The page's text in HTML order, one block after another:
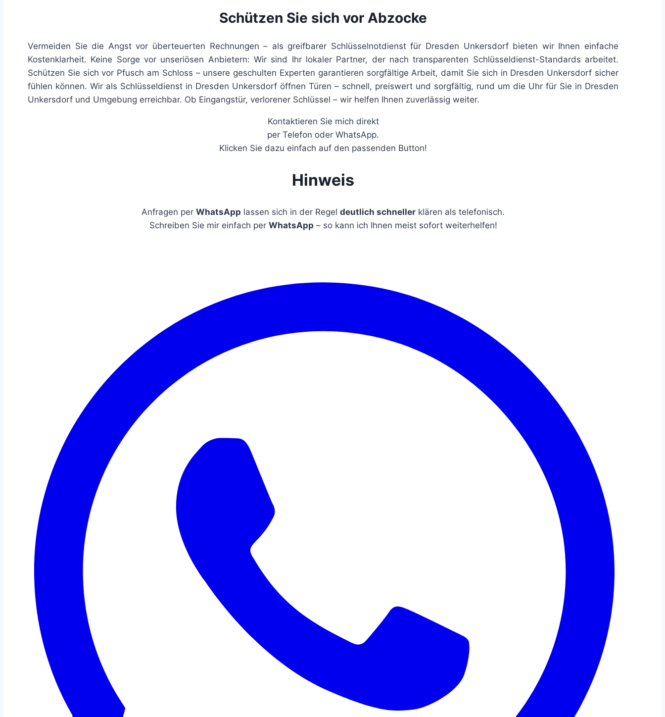
Schützen Sie sich vor Abzocke
Vermeiden Sie die Angst vor überteuerten Rechnungen – als greifbarer Schlüsselnotdienst für Dresden Unkersdorf bieten wir Ihnen einfache
Kostenklarheit. Keine Sorge vor unseriösen Anbietern: Wir sind Ihr lokaler Partner, der nach transparenten Schlüsseldienst-Standards arbeitet.
Schützen Sie sich vor Pfusch am Schloss – unsere geschulten Experten garantieren sorgfältige Arbeit, damit Sie sich in Dresden Unkersdorf sicher
fühlen können. Wir als Schlüsseldienst in Dresden Unkersdorf öffnen Türen – schnell, preiswert und sorgfältig, rund um die Uhr für Sie in Dresden
Unkersdorf und Umgebung erreichbar. Ob Eingangstür, verlorener Schlüssel – wir helfen Ihnen zuverlässig weiter.
Kontaktieren Sie mich direkt
per Telefon oder WhatsApp.
Klicken Sie dazu einfach auf den passenden Button!
Hinweis
Anfragen per WhatsApp lassen sich in der Regel deutlich schneller klären als telefonisch.
Schreiben Sie mir einfach per WhatsApp – so kann ich Ihnen meist sofort weiterhelfen!